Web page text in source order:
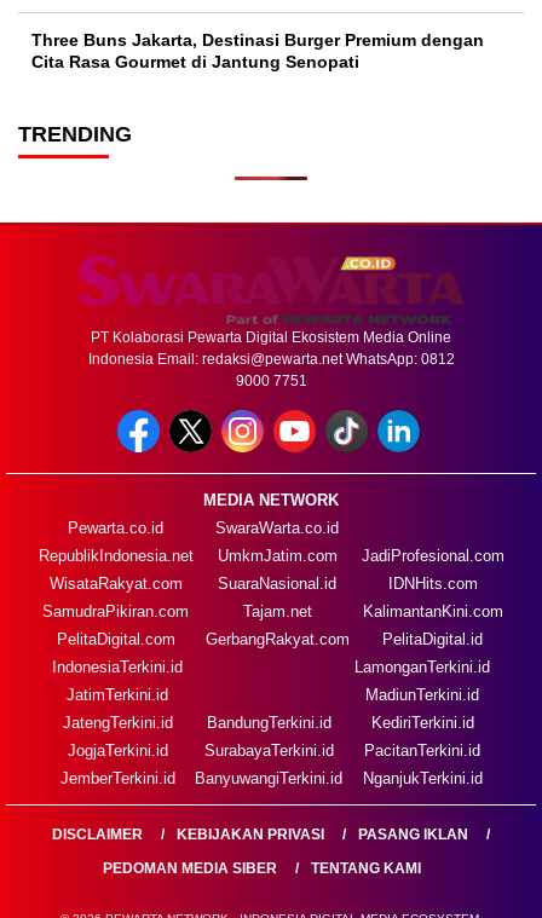
Three Buns Jakarta, Destinasi Burger Premium dengan
Cita Rasa Gourmet di Jantung Senopati
TRENDING
PT Kolaborasi Pewarta Digital Ekosistem Media Online
Indonesia Email: redaksi@pewarta.netWhatsApp: 0812
9000 7751
MEDIA NETWORK
Pewarta.co.id
RepublikIndonesia.net
WisataRakyat.com
SamudraPikiran.com
PelitaDigital.com
SwaraWarta.co.id
UmkmJatim.com
SuaraNasional.id
Tajam.net
GerbangRakyat.com
JadiProfesional.com
IDNHits.com
KalimantanKini.com
PelitaDigital.id
IndonesiaTerkini.id
JatimTerkini.id
JatengTerkini.id
JogjaTerkini.id
JemberTerkini.id
BandungTerkini.id
SurabayaTerkini.id
BanyuwangiTerkini.id
LamonganTerkini.id
MadiunTerkini.id
KediriTerkini.id
PacitanTerkini.id
NganjukTerkini.id
DISCLAIMER KEBIJAKAN PRIVASI
PASANG IKLAN
PEDOMAN MEDIA SIBER
TENTANG KAMI